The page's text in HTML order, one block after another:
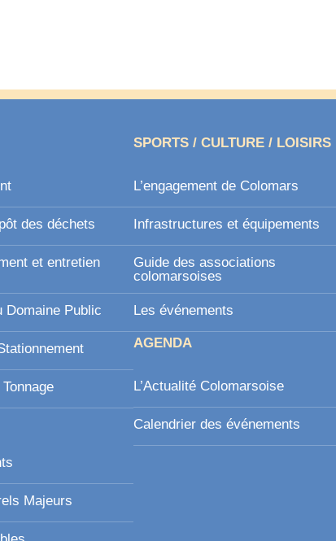
des déchets
et entretien
Domaine Public
Majeurs
SPORTS / CULTURE / LOISIRS
L’engagement de Colomars
Infrastructures et équipements
Guide des associations
colomarsoises
Les événements
AGENDA
L’Actualité Colomarsoise
Calendrier des événements